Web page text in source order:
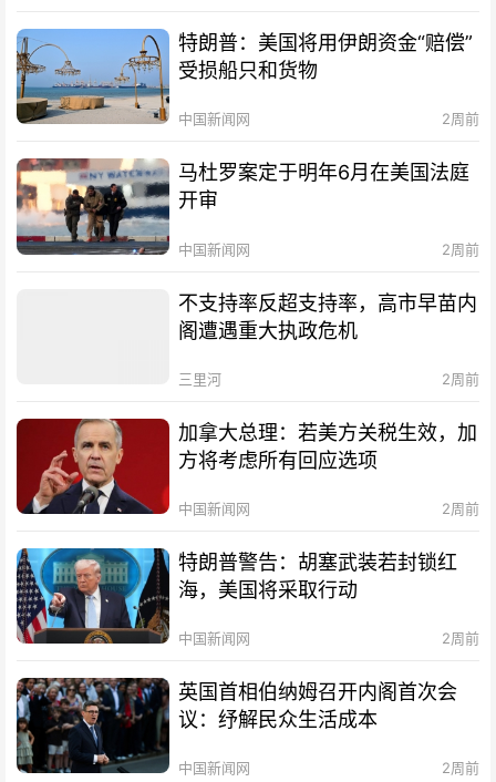
特朗普：美国将用伊朗资金“赔偿”
受损船只和货物
中国新闻网 2周前
马杜罗案定于明年6月在美国法庭
开审
中国新闻网 2周前
不支持率反超支持率，高市早苗内
阁遭遇重大执政危机
三里河 2周前
加拿大总理：若美方关税生效，加
方将考虑所有回应选项
中国新闻网 2周前
特朗普警告：胡塞武装若封锁红
海，美国将采取行动
中国新闻网 2周前
英国首相伯纳姆召开内阁首次会
议：纾解民众生活成本
中国新闻网 2周前